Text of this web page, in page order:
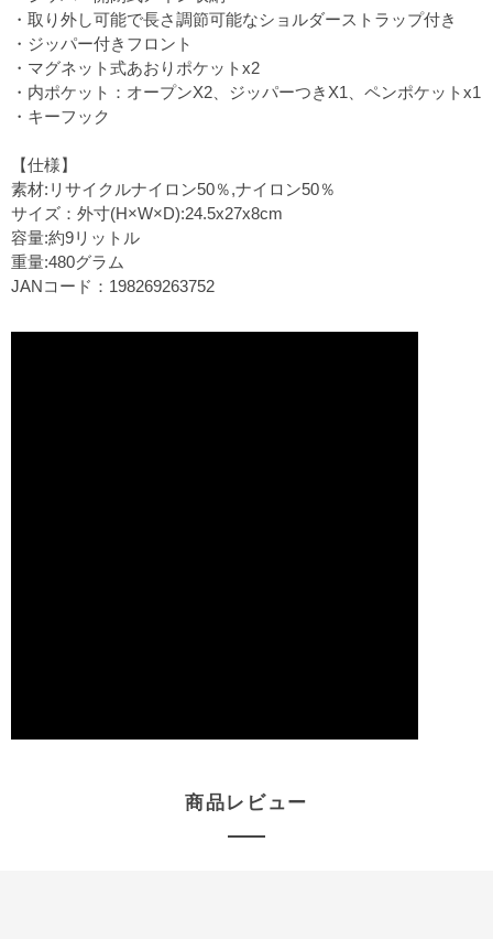
・取り外し可能で長さ調節可能なショルダーストラップ付き
・ジッパー付きフロント
・マグネット式あおりポケットx2
・内ポケット：オープンX2、ジッパーつきX1、ペンポケットx1
・キーフック
【仕様】
素材:リサイクルナイロン50％,ナイロン50％
サイズ：外寸(H×W×D):24.5x27x8cm
容量:約9リットル
重量:480グラム
JANコード：198269263752
商品レビュー